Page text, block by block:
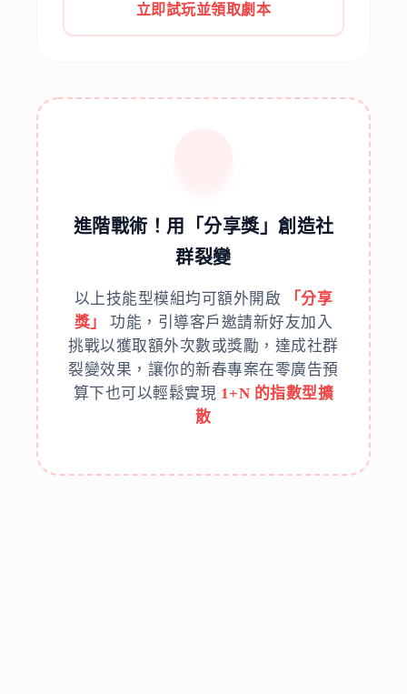
立即試玩並領取劇本
進階戰術！用「分享獎」創造社
群裂變
以上技能型模組均可額外開啟
「分享
獎」
功能，引導客戶邀請新好友加入
挑戰以獲取額外次數或獎勵，達成社群
裂變效果，讓你的新春專案在零廣告預
算下也可以輕鬆實現 1+N 的指數型擴
散